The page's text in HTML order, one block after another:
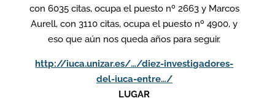
con 6035 citas, ocupa el puesto nº 2663 y Marcos
Aurell, con 3110 citas, ocupa el puesto nº 4900, y
eso que aún nos queda años para seguir.
http://iuca.unizar.es/…/diez-investigadores-
del-iuca-entre…/
LUGAR